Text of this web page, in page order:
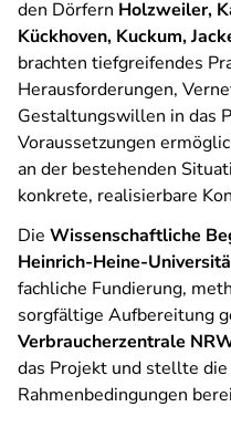
den Dörfern Holzweiler,
Kückhoven, Kuckum,
brachten tiefgreifendes
Herausforderungen,
Gestaltungswillen in das
Voraussetzungen
an der bestehenden
konkrete, realisierbare
Die Wissenschaftliche
Heinrich-Heine-
fachliche Fundierung,
sorgfältige Aufbereitung
Verbraucherzentrale
das Projekt und stellte
Rahmenbedingungen